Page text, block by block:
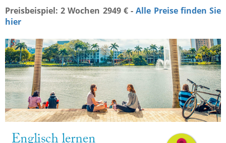
Preisbeispiel: 2 Wochen 2949 € -Alle Preise finden Sie
hier